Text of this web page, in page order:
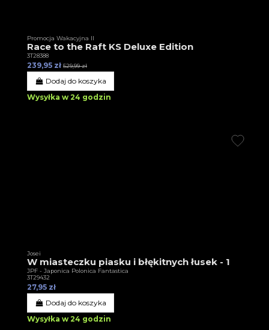
Promocja Wakacyjna II
Race to the Raft KS Deluxe Edition
3T28388
239,95 zł 529,99 zł
Dodaj do koszyka
Wysyłka w 24 godzin
Josei
W miasteczku piasku i błękitnych łusek - 1
JPF - Japonica Polonica Fantastica
3T29432
27,95 zł
Dodaj do koszyka
Wysyłka w 24 godzin